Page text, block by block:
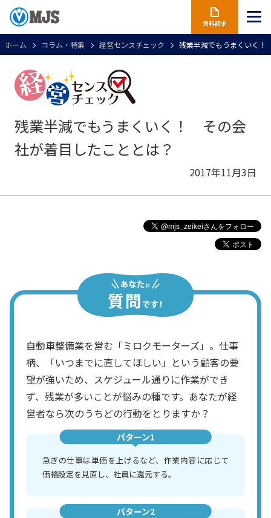
資料請求
ホーム コラム・特集 経営センスチェック 残業半減でもうまくいく
残業半減でもうまくいく！ その会
社が着目したこととは？
2017年11月3日
自動車整備業を営む「ミロクモーターズ」。仕事
柄、「いつまでに直してほしい」という顧客の要
望が強いため、スケジュール通りに作業ができ
ず、残業が多いことが悩みの種です。あなたが経
営者なら次のうちどの行動をとりますか？
パターン1
急ぎの仕事は単価を上げるなど、作業内容に応じて
価格設定を見直し、社員に還元する。
パターン2